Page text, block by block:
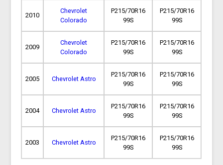
2010
Chevrolet
Colorado
P215/70R16
99S
P215/70R16
99S
2009
Chevrolet
Colorado
P215/70R16
99S
P215/70R16
99S
2005 Chevrolet Astro
P215/70R16
99S
P215/70R16
99S
2004 Chevrolet Astro
P215/70R16
99S
P215/70R16
99S
2003 Chevrolet Astro
P215/70R16
99S
P215/70R16
99S